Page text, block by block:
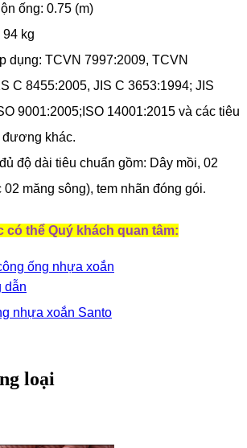
ống: 0.75 (m)
kg
dụng: TCVN 7997:2009, TCVN
C 8455:2005, JIS C 3653:1994; JIS
9001:2005;ISO 14001:2015 và các tiêu
khác.
độ dài tiêu chuẩn gồm: Dây mồi, 02
02 măng sông), tem nhãn đóng gói.
có thể Quý khách quan tâm:
ống nhựa xoắn
dẫn
nhựa xoắn Santo
loại